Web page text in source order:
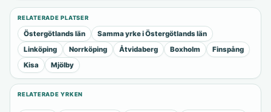
RELATERADE PLATSER
Östergötlands län
Samma yrke i Östergötlands län
Linköping
Norrköping Åtvidaberg Boxholm
Finspång
Kisa
Mjölby
RELATERADE YRKEN